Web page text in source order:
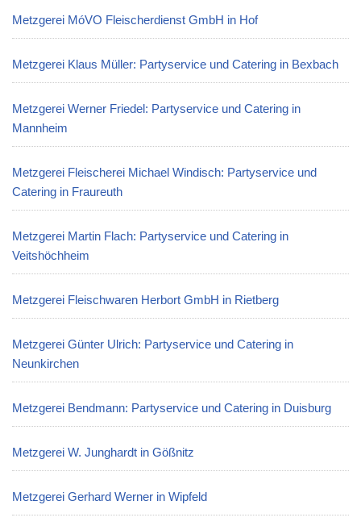
Metzgerei MóVO Fleischerdienst GmbH in Hof
Metzgerei Klaus Müller: Partyservice und Catering in Bexbach
Metzgerei Werner Friedel: Partyservice und Catering in
Mannheim
Metzgerei Fleischerei Michael Windisch: Partyservice und
Catering in Fraureuth
Metzgerei Martin Flach: Partyservice und Catering in
Veitshöchheim
Metzgerei Fleischwaren Herbort GmbH in Rietberg
Metzgerei Günter Ulrich: Partyservice und Catering in
Neunkirchen
Metzgerei Bendmann: Partyservice und Catering in Duisburg
Metzgerei W. Junghardt in Gößnitz
Metzgerei Gerhard Werner in Wipfeld